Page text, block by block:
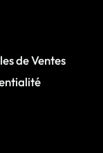
de Ventes